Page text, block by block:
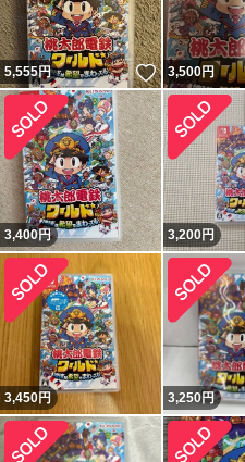
5,555円 いいね！
3,500円
3,400円 3,200円
3,450円 3,250円